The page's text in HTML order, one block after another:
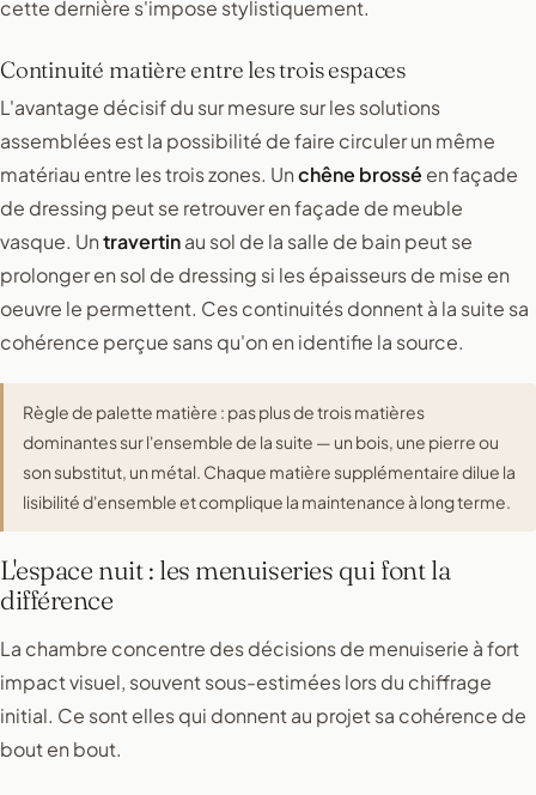
cette dernière s'impose stylistiquement.
Continuité matière entre les trois espaces
L'avantage décisif du sur mesure sur les solutions
assemblées est la possibilité de faire circuler un même
matériau entre les trois zones. Unchêne brossé en façade
de dressing peut se retrouver en façade de meuble
vasque. Untravertinau sol de la salle de bain peut se
prolonger en sol de dressing si les épaisseurs de mise en
oeuvre le permettent. Ces continuités donnent à la suite sa
cohérence perçue sans qu'on en identifie la source.
Règle de palette matière : pas plus de trois matières
dominantes sur l'ensemble de la suite — un bois, une pierre ou
son substitut, un métal. Chaque matière supplémentaire dilue la
lisibilité d'ensemble et complique la maintenance à long terme.
L'espace nuit : les menuiseries qui font la
différence
La chambre concentre des décisions de menuiserie à fort
impact visuel, souvent sous-estimées lors du chiffrage
initial. Ce sont elles qui donnent au projet sa cohérence de
bout en bout.